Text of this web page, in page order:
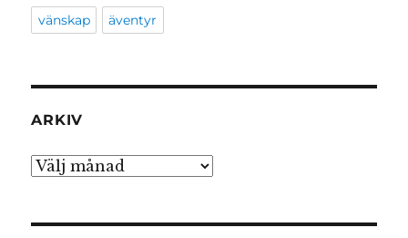
vänskap äventyr
ARKIV
Arkiv